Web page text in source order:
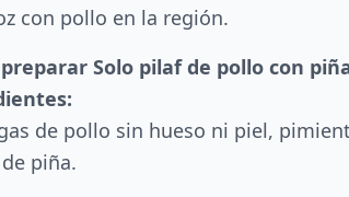
con pollo en la región.
Solo pilaf de pollo con
de pollo sin hueso ni piel,
piña.